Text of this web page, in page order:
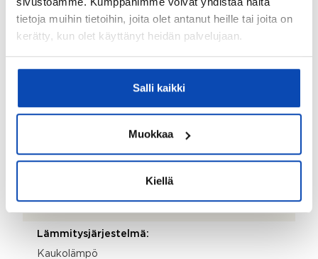
tietoja muihin tietoihin, joita olet antanut heille tai joita on
kerätty, kun olet käyttänyt heidän palvelujaan.
Salli kaikki
Muokkaa
Kiellä
Isännöitsijäntodistuksen päivämäärä:
11.02.2026
2000
2000
Rakennus- ja pintamateriaalit:
Betoni
Lämmitysjärjestelmä:
Kaukolämpö